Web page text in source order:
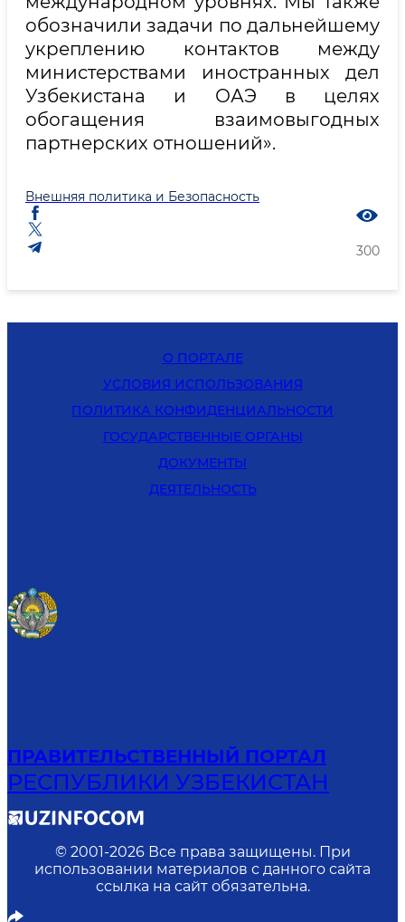
обозначили задачи по дальнейшему
укреплению контактов между
министерствами иностранных дел
Узбекистана и ОАЭ в целях
обогащения взаимовыгодных
партнерских отношений».
Внешняя политика и Безопасность
300
О ПОРТАЛЕ
УСЛОВИЯ ИСПОЛЬЗОВАНИЯ
ПОЛИТИКА КОНФИДЕНЦИАЛЬНОСТИ
ГОСУДАРСТВЕННЫЕ ОРГАНЫ
ДОКУМЕНТЫ
ДЕЯТЕЛЬНОСТЬ
ПРАВИТЕЛЬСТВЕННЫЙ ПОРТАЛ
РЕСПУБЛИКИ УЗБЕКИСТАН
© 2001-2026 Все права защищены. При
использовании материалов с данного сайта
ссылка на сайт обязательна.